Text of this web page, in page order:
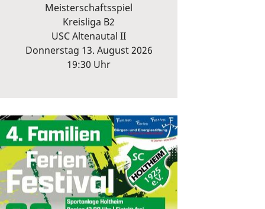
Meisterschaftsspiel
Kreisliga B2
USC Altenautal II
Donnerstag 13. August 2026
19:30 Uhr